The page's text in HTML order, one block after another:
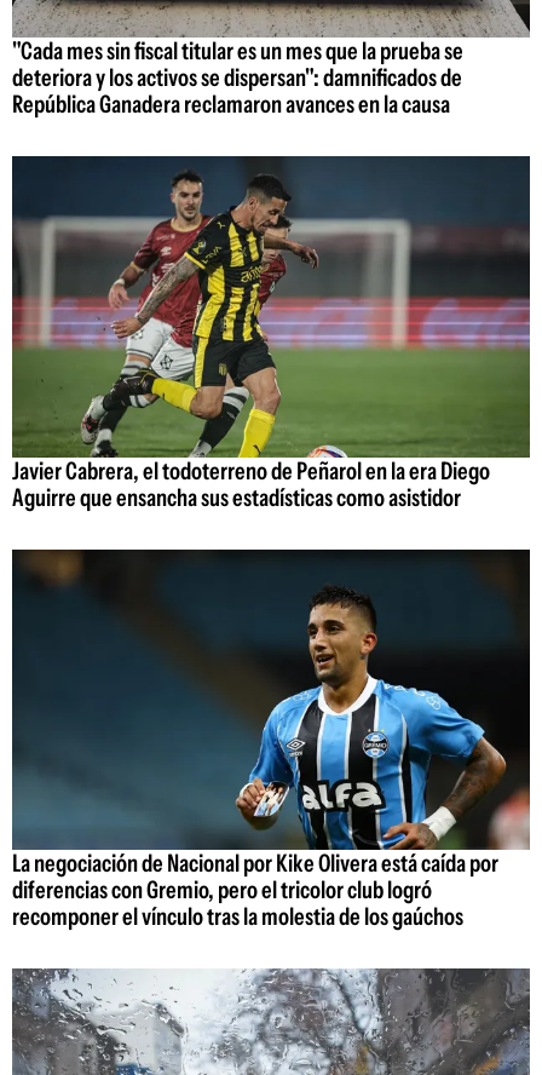
"Cada mes sin fiscal titular es un mes que la prueba se
deteriora y los activos se dispersan": damnificados de
República Ganadera reclamaron avances en la causa
Javier Cabrera, el todoterreno de Peñarol en la era Diego
Aguirre que ensancha sus estadísticas como asistidor
La negociación de Nacional por Kike Olivera está caída por
diferencias con Gremio, pero el tricolor club logró
recomponer el vínculo tras la molestia de los gaúchos